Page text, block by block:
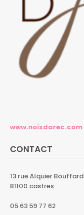
www.noixdarec.com
CONTACT
13 rue Alquier Bouffard
81100 castres
05 63 59 77 62